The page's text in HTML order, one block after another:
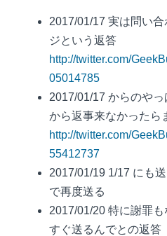
2017/01/17 実は問い
ジという返答
http://twitter.com/
05014785
2017/01/17 からのや
から返事来なかったら
http://twitter.com/
55412737
2017/01/19 1/17 にも
で再度送る
2017/01/20 特に謝罪
すぐ送るんでとの返答